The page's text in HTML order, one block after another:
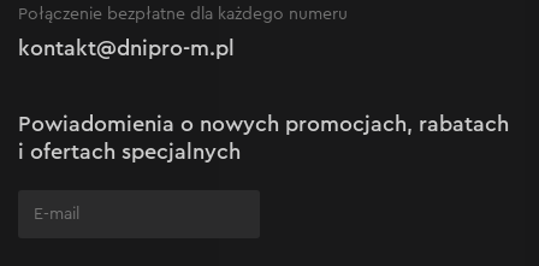
Polityka prywatności
Reklamacje i skargi
Ustawienia plików cookie
Nowości
Połączenie bezpłatne dla każdego numeru
kontakt@dnipro-m.pl
Powiadomienia o nowych promocjach, rabatach
i ofertach specjalnych